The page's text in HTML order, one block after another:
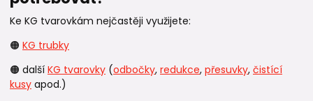
Ke KG tvarovkám nejčastěji využijete:
🟠 KG trubky
🟠 další KG tvarovky (odbočky, redukce, přesuvky, čistící
kusy apod.)